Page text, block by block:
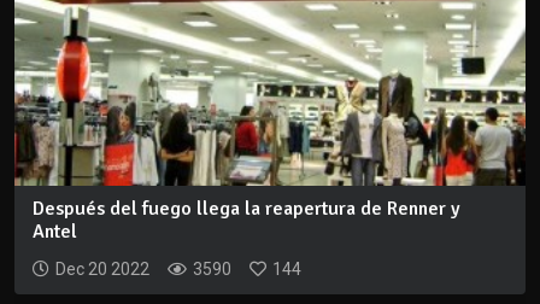
Después del fuego llega la reapertura de Renner y
Antel
Dec 20 2022 3590 144